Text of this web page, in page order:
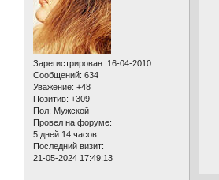
Зарегистрирован: 16-04-2010
Сообщений: 634
Уважение: +48
Позитив: +309
Пол: Мужской
Провел на форуме:
5 дней 14 часов
Последний визит:
21-05-2024 17:49:13